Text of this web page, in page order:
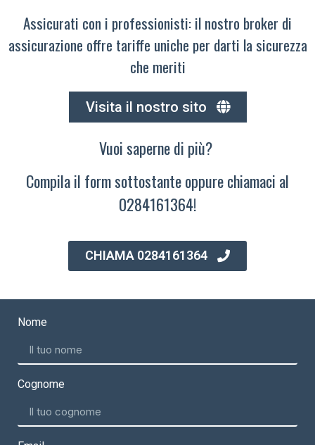
Assicurati con i professionisti: il nostro broker di
assicurazione offre tariffe uniche per darti la sicurezza
che meriti
Visita il nostro sito
Vuoi saperne di più?
Compila il form sottostante oppure chiamaci al
0284161364!
CHIAMA 0284161364
Nome
Cognome